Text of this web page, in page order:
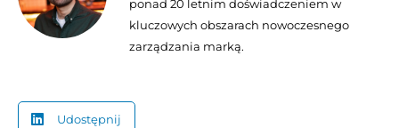
ponad 20 letnim doświadczeniem w
kluczowych obszarach nowoczesnego
zarządzania marką.
Udostępnij